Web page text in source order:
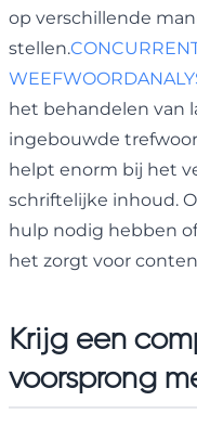
op verschillende
stellen.
het behandelen van
ingebouwde
helpt enorm bij het
schriftelijke inhoud.
hulp nodig hebben
het zorgt voor
Krijg een
voorsprong